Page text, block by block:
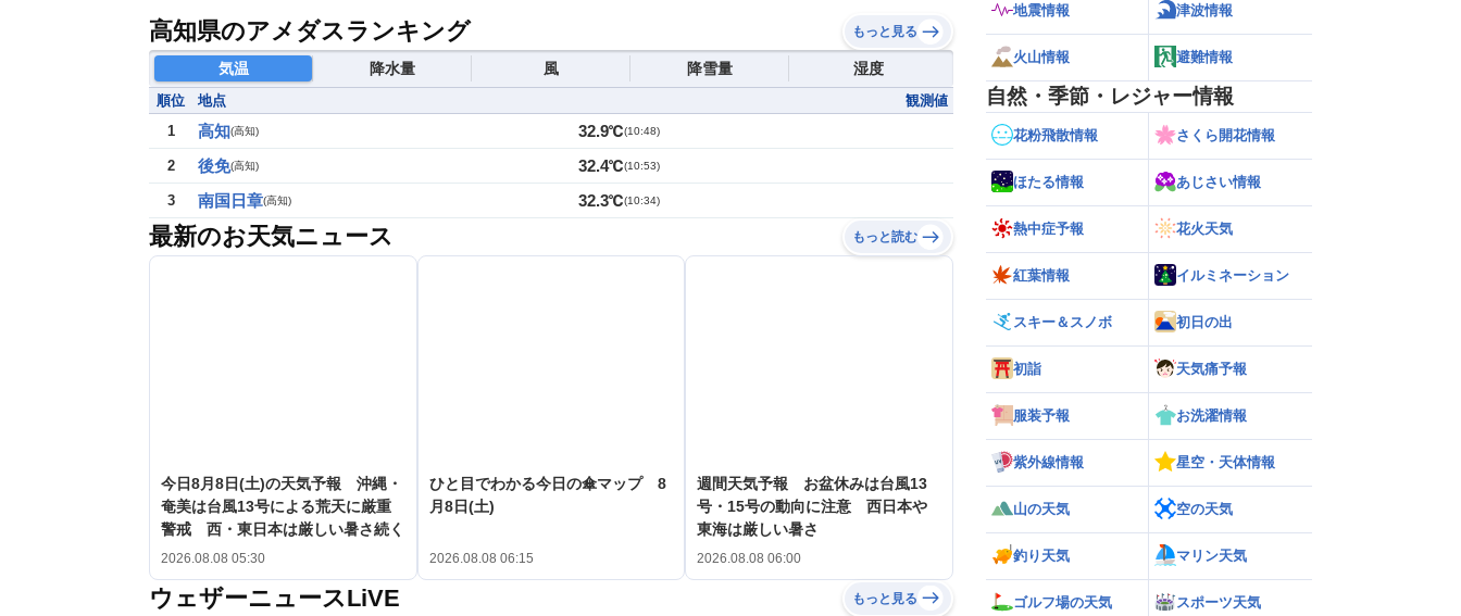
高知県のアメダスランキング もっと見る
気温 降水量 風 降雪量 湿度
順位 地点
観測値
1
高知(高知) 32.9℃(10:48)
2 後免(高知) 32.4℃(10:53)
3 南国日章(高知) 32.3℃(10:34)
最新のお天気ニュース もっと読む
今日8月8日(土)の天気予報 沖縄・
奄美は台風13号による荒天に厳重
警戒 西・東日本は厳しい暑さ続く
2026.08.08 05:30
ひと目でわかる今日の傘マップ 8
月8日(土)
2026.08.08 06:15
週間天気予報 お盆休みは台風13
号・15号の動向に注意 西日本や
東海は厳しい暑さ
2026.08.08 06:00
ウェザーニュースLiVE もっと見る
地震情報 津波情報
火山情報 避難情報
自然・季節・レジャー情報
花粉飛散情報 さくら開花情報
ほたる情報 あじさい情報
熱中症予報 花火天気
紅葉情報 イルミネーション
スキー＆スノボ 初日の出
初詣 天気痛予報
服装予報 お洗濯情報
紫外線情報 星空・天体情報
山の天気 空の天気
釣り天気 マリン天気
ゴルフ場の天気 スポーツ天気